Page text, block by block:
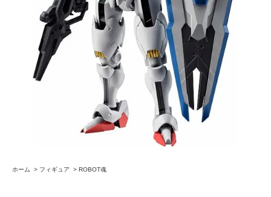
ホーム > フィギュア > ROBOT魂